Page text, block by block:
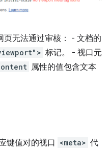
页无法通过审核： - 文档的
标记。 - 视口元
属性的值包含文本
键值对的视口 <meta> 代